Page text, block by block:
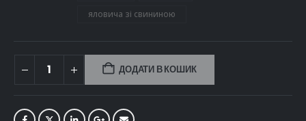
яловича зі свининою
ДОДАТИ В КОШИК